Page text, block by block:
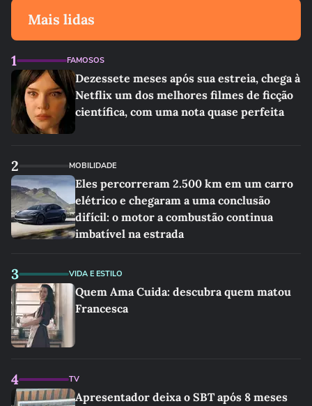
Mais lidas
1 FAMOSOS
Dezessete meses após sua estreia, chega à
Netflix um dos melhores filmes de ficção
científica, com uma nota quase perfeita
2 MOBILIDADE
Eles percorreram 2.500 km em um carro
elétrico e chegaram a uma conclusão
difícil: o motor a combustão continua
imbatível na estrada
3 VIDA E ESTILO
Quem Ama Cuida: descubra quem matou
Francesca
4 TV
Apresentador deixa o SBT após 8 meses